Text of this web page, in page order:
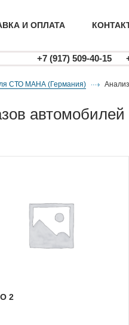
И ОПЛАТА
+7 (917) 509-40-15
СТО МАНА (Германия)
автомобилей
2